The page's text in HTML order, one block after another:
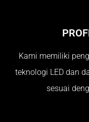
Kami memiliki
teknologi LED dan
sesuai